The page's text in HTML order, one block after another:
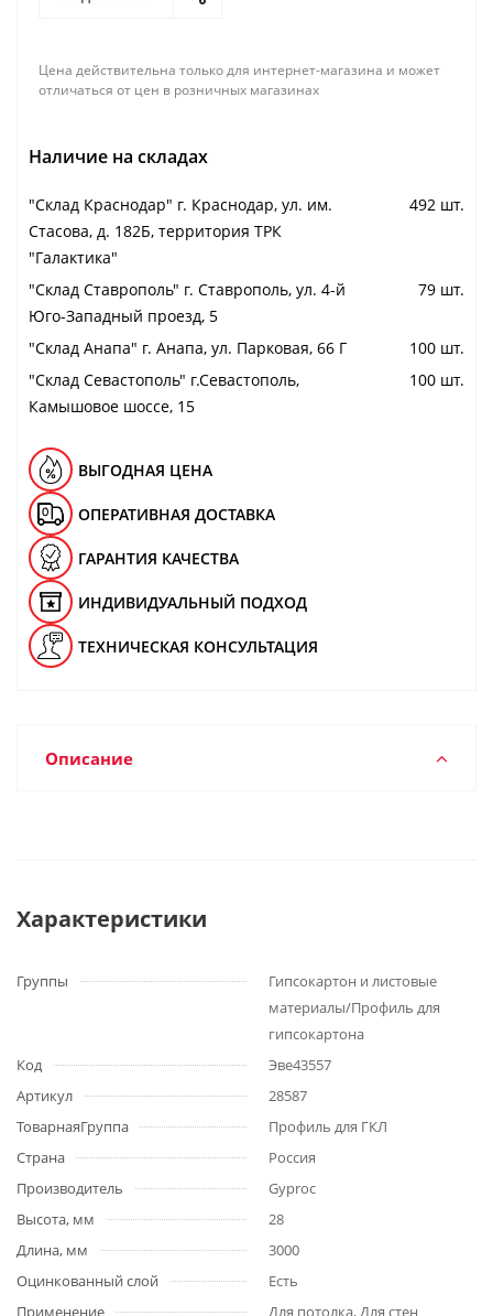
Цена действительна только для интернет-магазина и может
отличаться от цен в розничных магазинах
Наличие на складах
"Cклад Краснодар" г. Краснодар, ул. им.
Стасова, д. 182Б, территория ТРК
"Галактика"
492 шт.
"Cклад Ставрополь" г. Ставрополь, ул. 4-й
Юго-Западный проезд, 5
79 шт.
"Cклад Анапа" г. Анапа, ул. Парковая, 66 Г
100 шт.
"Cклад Севастополь" г.Севастополь,
Камышовое шоссе, 15
100 шт.
ВЫГОДНАЯ ЦЕНА
ОПЕРАТИВНАЯ ДОСТАВКА
ГАРАНТИЯ КАЧЕСТВА
ИНДИВИДУАЛЬНЫЙ ПОДХОД
ТЕХНИЧЕСКАЯ КОНСУЛЬТАЦИЯ
Описание
Характеристики
Группы
Гипсокартон и листовые
материалы/Профиль для
гипсокартона
Код
Эве43557
Артикул
28587
ТоварнаяГруппа
Профиль для ГКЛ
Страна
Россия
Производитель
Gyproc
Высота, мм
28
Длина, мм
3000
Оцинкованный слой
Есть
Применение
Для потолка, Для стен